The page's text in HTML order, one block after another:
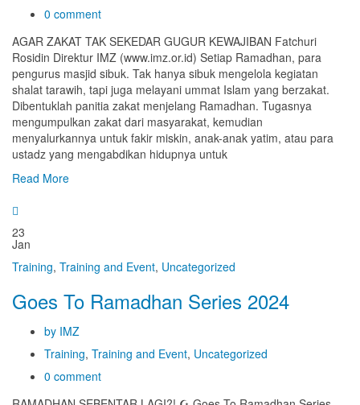
0 comment
AGAR ZAKAT TAK SEKEDAR GUGUR KEWAJIBAN Fatchuri
Rosidin Direktur IMZ (www.imz.or.id) Setiap Ramadhan, para
pengurus masjid sibuk. Tak hanya sibuk mengelola kegiatan
shalat tarawih, tapi juga melayani ummat Islam yang berzakat.
Dibentuklah panitia zakat menjelang Ramadhan. Tugasnya
mengumpulkan zakat dari masyarakat, kemudian
menyalurkannya untuk fakir miskin, anak-anak yatim, atau para
ustadz yang mengabdikan hidupnya untuk
Read More
23
Jan
Training, Training and Event, Uncategorized
Goes To Ramadhan Series 2024
by IMZ
Training, Training and Event, Uncategorized
0 comment